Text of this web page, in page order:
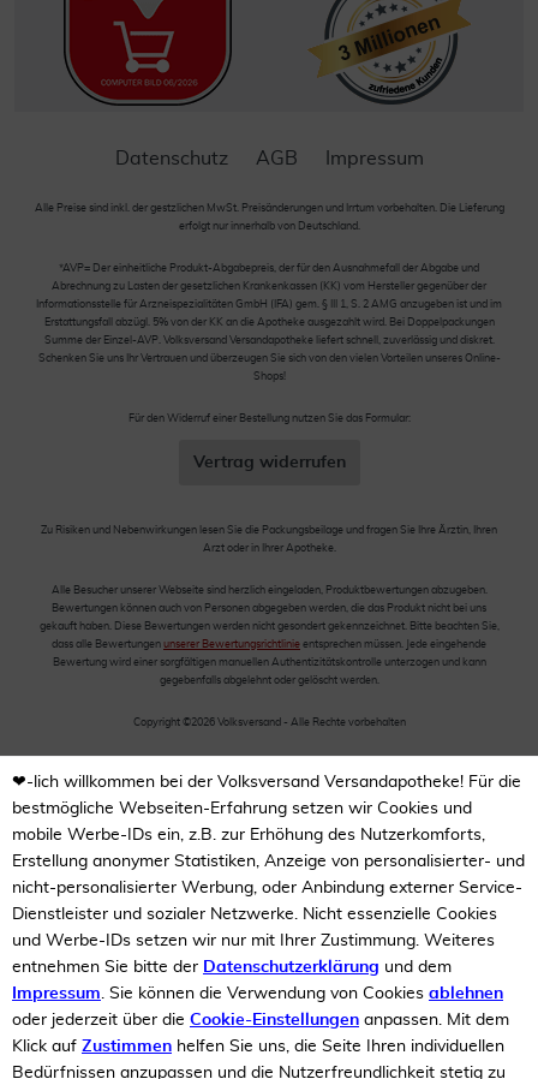
Datenschutz AGB Impressum
Alle Preise sind inkl. der gestzlichen MwSt. Preisänderungen und Irrtum vorbehalten. Die Lieferung
erfolgt nur innerhalb von Deutschland.
*AVP= Der einheitliche Produkt-Abgabepreis, der für den Ausnahmefall der Abgabe und
Abrechnung zu Lasten der gesetzlichen Krankenkassen (KK) vom Hersteller gegenüber der
Informationsstelle für Arzneispezialitäten GmbH (IFA) gem. § III 1, S. 2 AMG anzugeben ist und im
Erstattungsfall abzügl. 5% von der KK an die Apotheke ausgezahlt wird. Bei Doppelpackungen
Summe der Einzel-AVP. Volksversand Versandapotheke liefert schnell, zuverlässig und diskret.
Schenken Sie uns Ihr Vertrauen und überzeugen Sie sich von den vielen Vorteilen unseres Online-
Shops!
Für den Widerruf einer Bestellung nutzen Sie das Formular:
Vertrag widerrufen
Zu Risiken und Nebenwirkungen lesen Sie die Packungsbeilage und fragen Sie Ihre Ärztin, Ihren
Arzt oder in Ihrer Apotheke.
Alle Besucher unserer Webseite sind herzlich eingeladen, Produktbewertungen abzugeben.
Bewertungen können auch von Personen abgegeben werden, die das Produkt nicht bei uns
gekauft haben. Diese Bewertungen werden nicht gesondert gekennzeichnet. Bitte beachten Sie,
dass alle Bewertungen unserer Bewertungsrichtlinie entsprechen müssen. Jede eingehende
Bewertung wird einer sorgfältigen manuellen Authentizitätskontrolle unterzogen und kann
gegebenfalls abgelehnt oder gelöscht werden.
Copyright ©2026 Volksversand - Alle Rechte vorbehalten
❤-lich willkommen bei der Volksversand Versandapotheke! Für die
bestmögliche Webseiten-Erfahrung setzen wir Cookies und
mobile Werbe-IDs ein, z.B. zur Erhöhung des Nutzerkomforts,
Erstellung anonymer Statistiken, Anzeige von personalisierter- und
nicht-personalisierter Werbung, oder Anbindung externer Service-
Dienstleister und sozialer Netzwerke. Nicht essenzielle Cookies
und Werbe-IDs setzen wir nur mit Ihrer Zustimmung. Weiteres
entnehmen Sie bitte der Datenschutzerklärung und dem
Impressum. Sie können die Verwendung von Cookies ablehnen
oder jederzeit über die Cookie-Einstellungen anpassen. Mit dem
Klick auf Zustimmen helfen Sie uns, die Seite Ihren individuellen
Bedürfnissen anzupassen und die Nutzerfreundlichkeit stetig zu